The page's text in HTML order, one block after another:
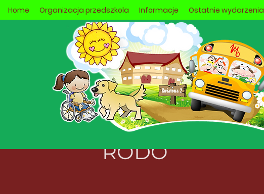
Home Organizacja przedszkola Informacje Ostatnie wydarzenia
RODO